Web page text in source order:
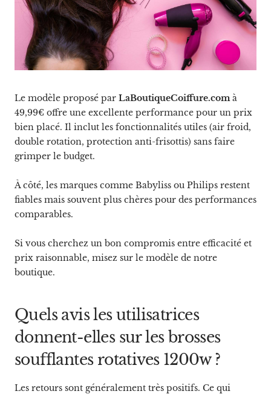
Le modèle proposé par LaBoutiqueCoiffure.comà
49,99€ offre une excellente performance pour un prix
bien placé. Il inclut les fonctionnalités utiles (air froid,
double rotation, protection anti-frisottis) sans faire
grimper le budget.
À côté, les marques comme Babyliss ou Philips restent
fiables mais souvent plus chères pour des performances
comparables.
Si vous cherchez un bon compromis entre efficacité et
prix raisonnable, misez sur le modèle de notre
boutique.
Quels avis les utilisatrices
donnent-elles sur les brosses
soufflantes rotatives 1200w ?
Les retours sont généralement très positifs. Ce qui